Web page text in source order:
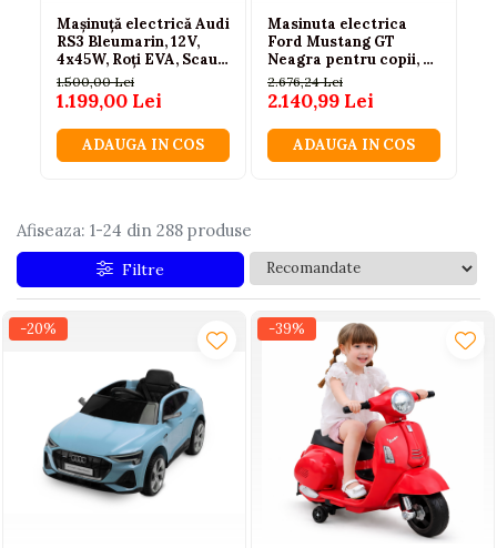
Jucarii educative din lemn
Motociclete
Muzica si instrumente
Pistoale
Saltelute si centre de activitati
Set Avioane si submarine
Seturi de rufe
Trenuri cu sine
Vehicule de constructii
Mașinuță electrică Audi
RS3 Bleumarin, 12V,
4x45W, Roți EVA, Scaun
EcoPiele, Telecomandă
2.4GHz, Bluetooth, USB,
3-6 ani
1.500,00 Lei
1.199,00 Lei
ADAUGA IN COS
Masinuta electrica
Ford Mustang GT
Neagra pentru copii, 3
ani+
2.676,24 Lei
2.140,99 Lei
ADAUGA IN COS
Afiseaza: 1-24 din 288 produse
Filtre
-20% -39%